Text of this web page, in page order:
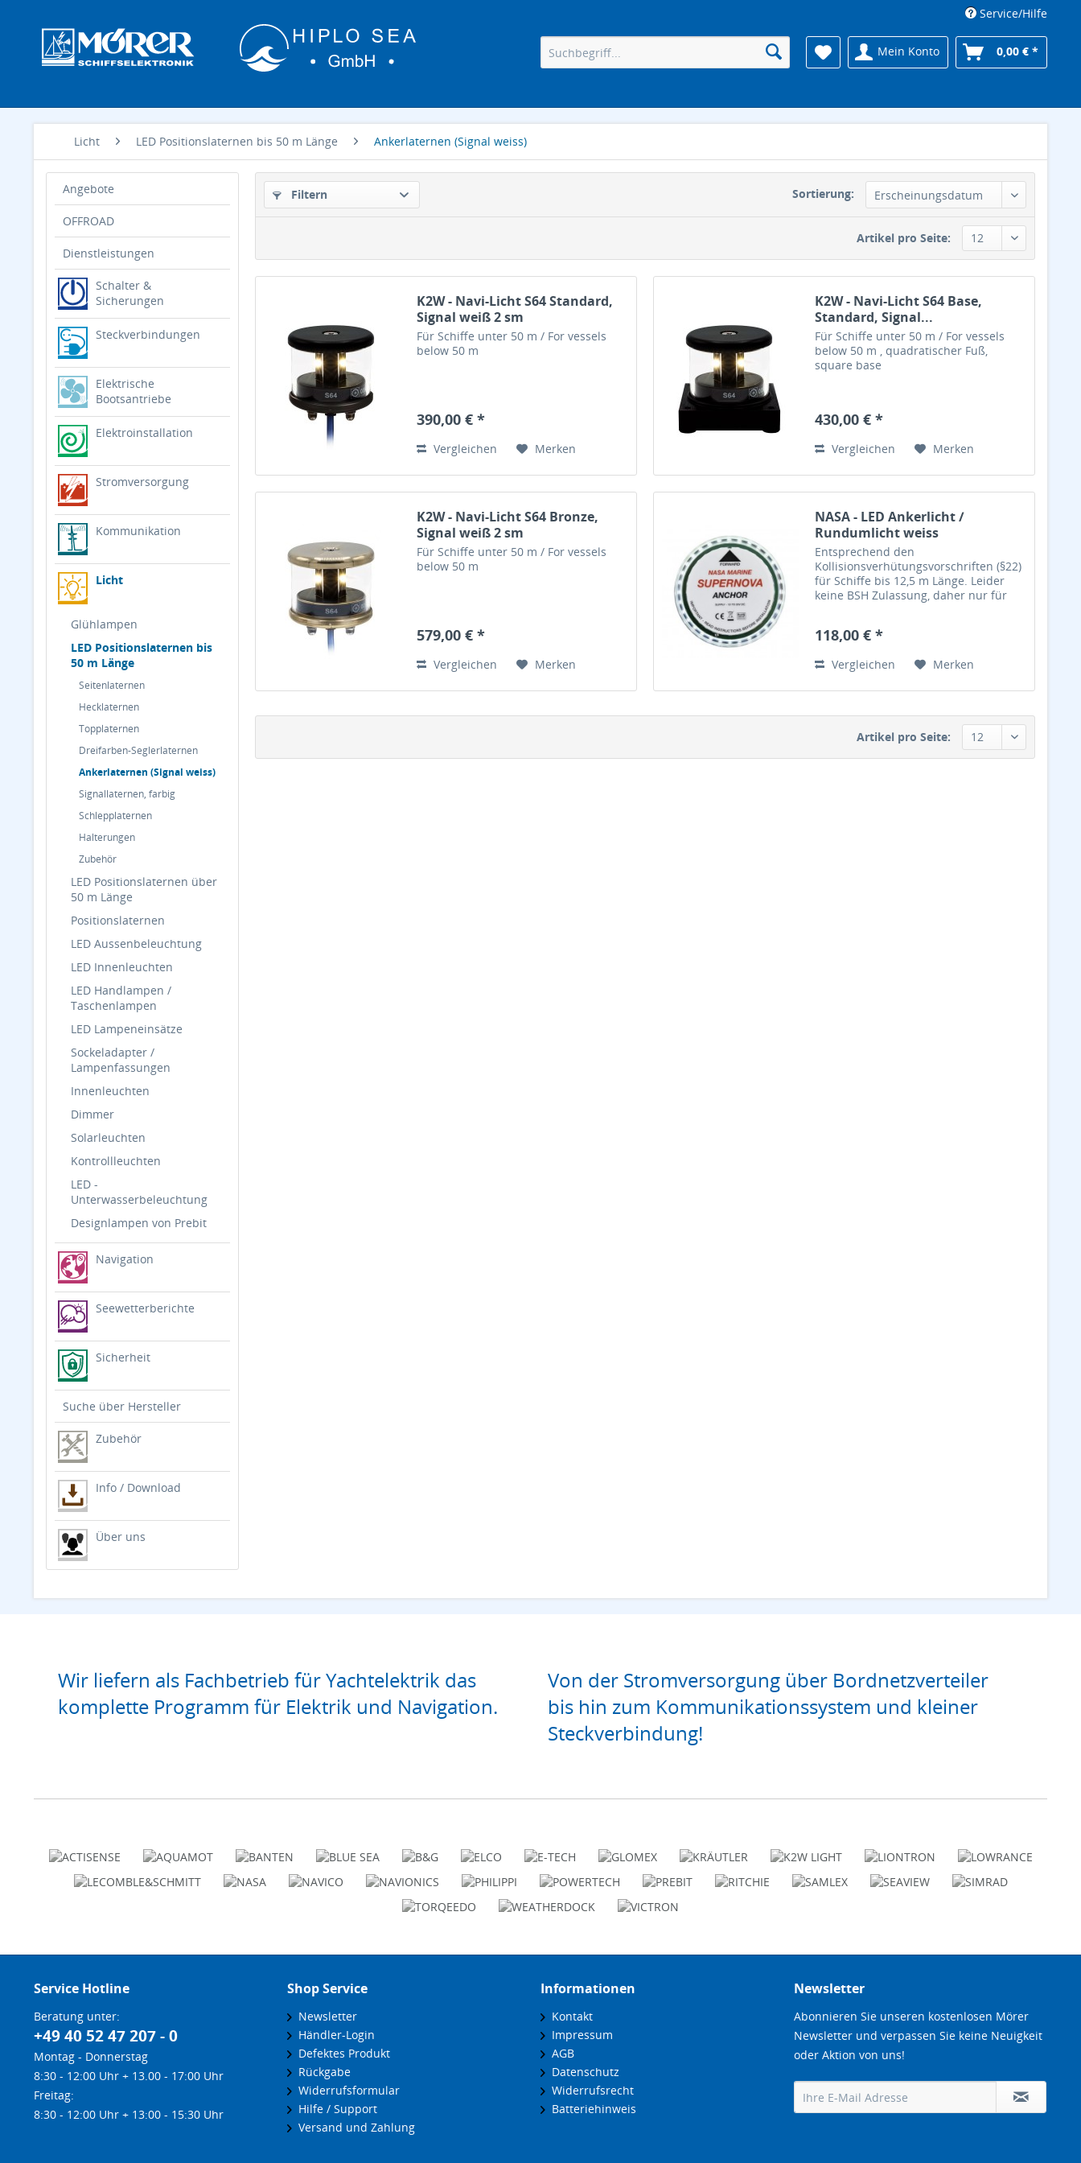
Service/Hilfe
Mein Konto 0,00 € *
Licht LED Positionslaternen bis 50 m Länge Ankerlaternen (Signal weiss)
Angebote
OFFROAD
Dienstleistungen
Schalter &
Sicherungen
Steckverbindungen
Elektrische
Bootsantriebe
Elektroinstallation
Stromversorgung
Kommunikation
Licht
Glühlampen
LED Positionslaternen bis
50 m Länge
Seitenlaternen
Hecklaternen
Topplaternen
Dreifarben-Seglerlaternen
Ankerlaternen (Signal weiss)
Signallaternen, farbig
Schlepplaternen
Halterungen
Zubehör
LED Positionslaternen über
50 m Länge
Positionslaternen
LED Aussenbeleuchtung
LED Innenleuchten
LED Handlampen /
Taschenlampen
LED Lampeneinsätze
Sockeladapter /
Lampenfassungen
Innenleuchten
Dimmer
Solarleuchten
Kontrollleuchten
LED -
Unterwasserbeleuchtung
Designlampen von Prebit
Navigation
Seewetterberichte
Sicherheit
Suche über Hersteller
Zubehör
Info / Download
Über uns
Filtern Sortierung:
Artikel pro Seite:
K2W - Navi-Licht S64 Standard,
Signal weiß 2 sm
Für Schiffe unter 50 m / For vessels
below 50 m
390,00 € *
Vergleichen Merken
K2W - Navi-Licht S64 Base,
Standard, Signal...
Für Schiffe unter 50 m / For vessels
below 50 m , quadratischer Fuß,
square base
430,00 € *
Vergleichen Merken
K2W - Navi-Licht S64 Bronze,
Signal weiß 2 sm
Für Schiffe unter 50 m / For vessels
below 50 m
579,00 € *
Vergleichen Merken
NASA - LED Ankerlicht /
Rundumlicht weiss
Entsprechend den
Kollisionsverhütungsvorschriften (§22)
für Schiffe bis 12,5 m Länge. Leider
keine BSH Zulassung, daher nur für
die eine lange Lebensdauer und
118,00 € *
Vergleichen Merken
Artikel pro Seite:
Wir liefern als Fachbetrieb für Yachtelektrik das
komplette Programm für Elektrik und Navigation.
Von der Stromversorgung über Bordnetzverteiler
bis hin zum Kommunikationssystem und kleiner
Steckverbindung!
Service Hotline
Beratung unter:
+49 40 52 47 207 - 0
Montag - Donnerstag
8:30 - 12:00 Uhr + 13.00 - 17:00 Uhr
Freitag:
8:30 - 12:00 Uhr + 13:00 - 15:30 Uhr
Shop Service
Newsletter
Händler-Login
Defektes Produkt
Rückgabe
Widerrufsformular
Hilfe / Support
Versand und Zahlung
Informationen
Kontakt
Impressum
AGB
Datenschutz
Widerrufsrecht
Batteriehinweis
Newsletter
Abonnieren Sie unseren kostenlosen Mörer
Newsletter und verpassen Sie keine Neuigkeit
oder Aktion von uns!